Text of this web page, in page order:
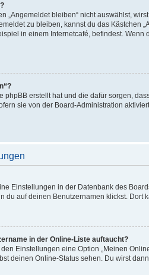
„Angemeldet bleiben“ nicht auswählst,
zu bleiben, kannst du das Kästchen
in einem Internetcafé, befindest.
phpBB erstellt hat und die dafür sorgen,
sie von der Board-Administration
Einstellungen in der Datenbank des
du auf deinen Benutzernamen klickst. Dort
in der Online-Liste auftaucht?
Einstellungen eine Option „Meinen
deinen Online-Status sehen. Du wirst